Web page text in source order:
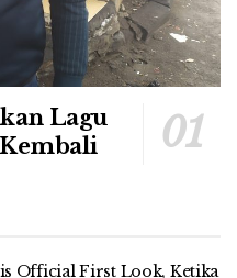
Lagu
Official First Look, Ketika